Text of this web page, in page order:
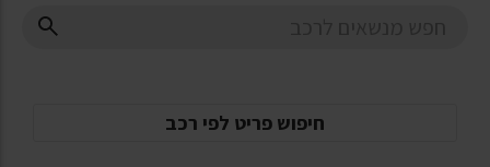
חיפוש פריט לפי רכב